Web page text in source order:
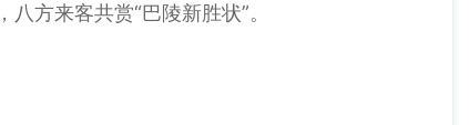
方来客共赏“巴陵新胜状”。